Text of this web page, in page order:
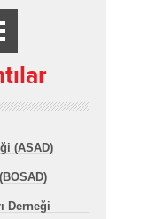
(ASAD)
Derneği